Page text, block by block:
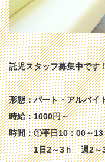
託児スタッフ募集中です
形態：パート・アルバイ
時給：1000円～
時間：①平日10：00～
1日2～3ｈ 週2～3